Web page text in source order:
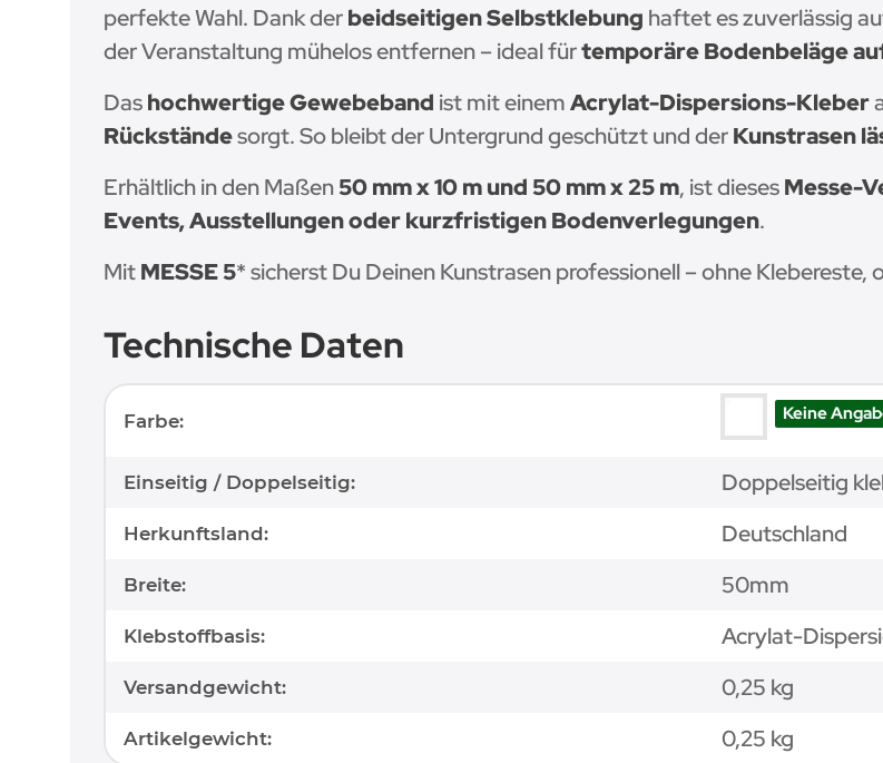
perfekte Wahl. Dank derbeidseitigen Selbstklebung haftet es zuverlässig
der Veranstaltung mühelos entfernen – ideal fürtemporäre Bodenbeläge
Dashochwertige Gewebeband ist mit einemAcrylat-Dispersions-Kleber
Rückständesorgt. So bleibt der Untergrund geschützt und derKunstrasen
Erhältlich in den Maßen50 mm x 10 m und 50 mm x 25 m, ist diesesMesse-
Events, Ausstellungen oder kurzfristigen Bodenverlegungen.
MitMESSE 5* sicherst Du Deinen Kunstrasen professionell – ohne Klebereste,
Technische Daten
Farbe: Keine
Einseitig / Doppelseitig: Doppelseitig
Herkunftsland: Deutschland
Breite: 50mm
Klebstoffbasis: Acrylat-
Versandgewicht: 0,25 kg
Artikelgewicht: 0,25 kg